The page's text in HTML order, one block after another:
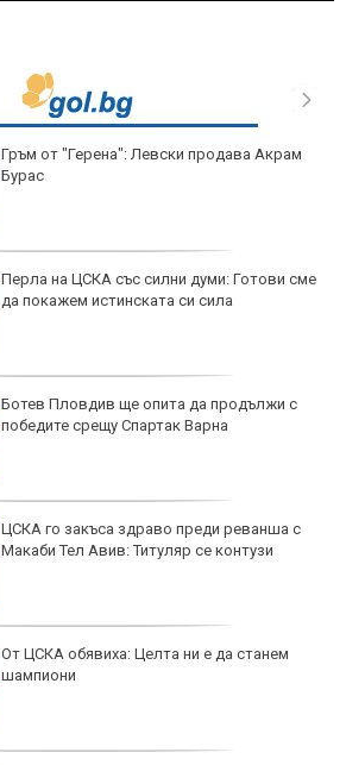
Гръм от "Герена": Левски продава Акрам
Бурас
Перла на ЦСКА със силни думи: Готови сме
да покажем истинската си сила
Ботев Пловдив ще опита да продължи с
победите срещу Спартак Варна
ЦСКА го закъса здраво преди реванша с
Макаби Тел Авив: Титуляр се контузи
От ЦСКА обявиха: Целта ни е да станем
шампиони